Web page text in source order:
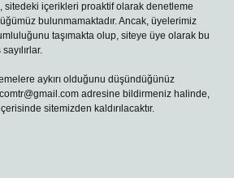
sitedeki içerikleri proaktif olarak denetleme
bulunmamaktadır. Ancak, üyelerimiz
taşımakta olup, siteye üye olarak bu
aykırı olduğunu düşündüğünüz
adresine bildirmeniz halinde,
sitemizden kaldırılacaktır.